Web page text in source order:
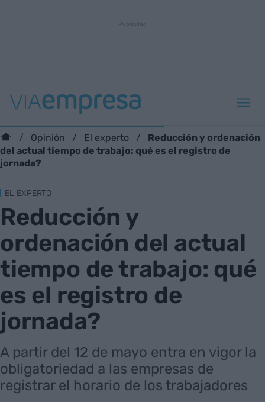
Opinión El experto
Reducción y ordenación
del actual tiempo de trabajo: qué es el registro de
jornada?
EL EXPERTO
Reducción y
ordenación del actual
tiempo de trabajo: qué
es el registro de
jornada?
A partir del 12 de mayo entra en vigor la
obligatoriedad a las empresas de
registrar el horario de los trabajadores